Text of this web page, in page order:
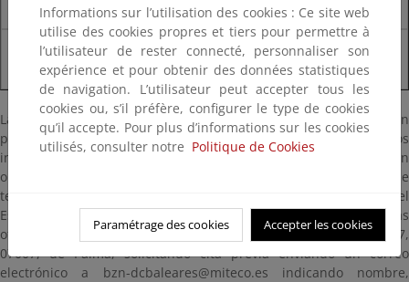
CALVIÀ
PLATAFORMAS, MUROS, JARDINES Y
TERRAZAS
La documentación estará a disposición del público durante un
plazo de VEINTE (20) DÍAS HÁBILES (plazo durante el cual los
interesados podrán formular las alegaciones que estimen
oportunas), contados a partir del día siguiente a aquél en que
tenga lugar la publicación de este anuncio en el Boletín Oficial del
Estado, pudiendo ser examinados en esta página y/o en las
oficinas de esta Demarcación de Costas, sita en C/ Felicià Fuster, 7,
07007, de Palma, solicitando cita previa enviando un correo
electrónico a bzn-dcbaleares@miteco.es indicando nombre,
Informations sur l’utilisation des cookies : Ce site web
utilise des cookies propres et tiers pour permettre à
l’utilisateur de rester connecté, personnaliser son
expérience et pour obtenir des données statistiques
de navigation. L’utilisateur peut accepter tous les
cookies ou, s’il préfère, configurer le type de cookies
qu’il accepte. Pour plus d’informations sur les cookies
utilisés, consulter notre Politique de Cookies
Paramétrage des cookies Accepter les cookies